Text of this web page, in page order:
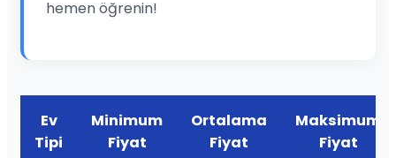
hemen öğrenin!
Ev
Tipi
Minimum
Fiyat
Ortalama
Fiyat
Maksimum
Fiyat